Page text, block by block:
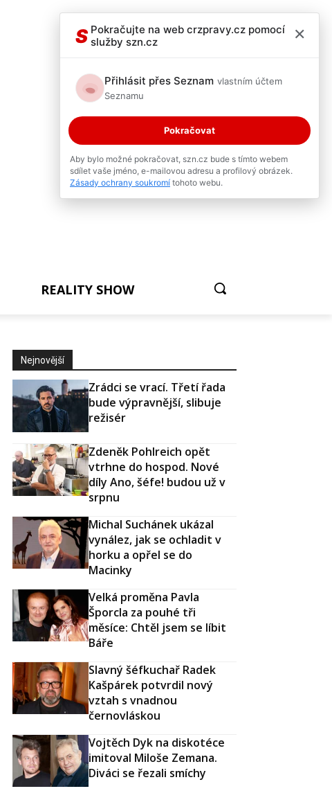
REALITY SHOW
Nejnovější
Zrádci se vrací. Třetí řada
bude výpravnější, slibuje
režisér
Zdeněk Pohlreich opět
vtrhne do hospod. Nové
díly Ano, šéfe! budou už v
srpnu
Michal Suchánek ukázal
vynález, jak se ochladit v
horku a opřel se do
Macinky
Velká proměna Pavla
Šporcla za pouhé tři
měsíce: Chtěl jsem se líbit
Báře
Slavný šéfkuchař Radek
Kašpárek potvrdil nový
vztah s vnadnou
černovláskou
Vojtěch Dyk na diskotéce
imitoval Miloše Zemana.
Diváci se řezali smíchy
S Pokračujte na web crzpravy.cz pomocí
služby szn.cz
×
Přihlásit přes Seznam vlastním účtem
Seznamu
Pokračovat
Aby bylo možné pokračovat, szn.cz bude s tímto webem
sdílet vaše jméno, e-mailovou adresu a profilový obrázek.
Zásady ochrany soukromí tohoto webu.